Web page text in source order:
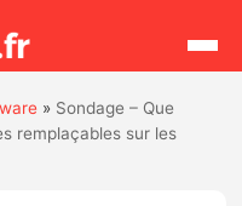
Rechercher
» Sondage – Que
remplaçables sur les